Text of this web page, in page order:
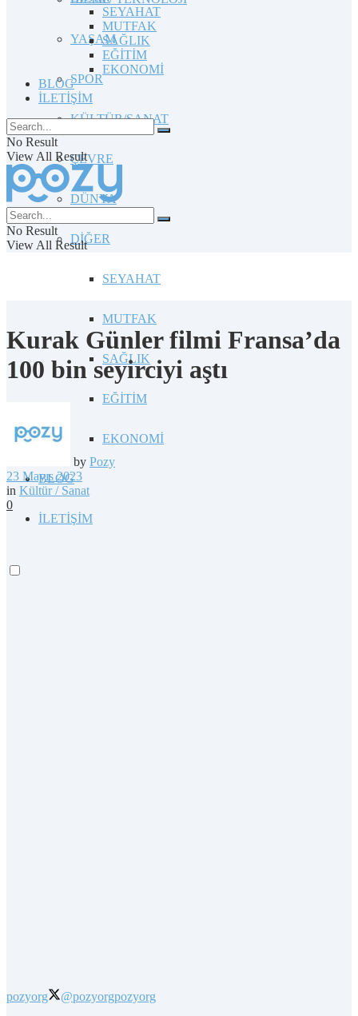
YAŞAM
SPOR
KÜLTÜR/SANAT
ÇEVRE
DÜNYA
DİĞER
SEYAHAT
MUTFAK
SAĞLIK
EĞİTİM
EKONOMİ
BLOG
İLETİŞİM
SEYAHAT
MUTFAK
SAĞLIK
EĞİTİM
EKONOMİ
BLOG
İLETİŞİM
No Result
View All Result
No Result
View All Result
Kurak Günler filmi Fransa’da
100 bin seyirciyi aştı
by Pozy
23 Mayıs 2023
in Kültür / Sanat
0
pozyorg @pozyorgpozyorg